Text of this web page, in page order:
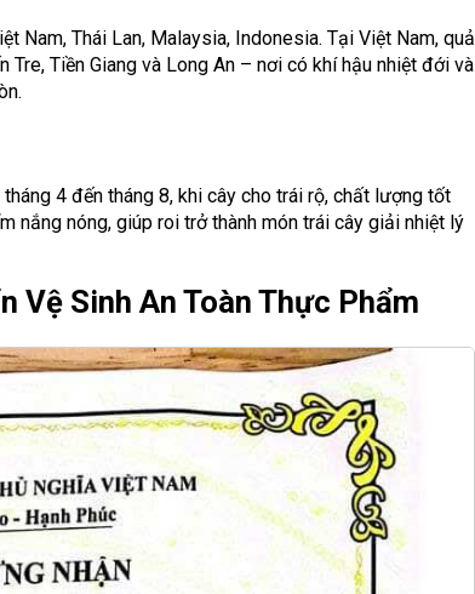
Nam, Thái Lan, Malaysia, Indonesia. Tại Việt Nam, quả
Tiền Giang và Long An – nơi có khí hậu nhiệt đới và
4 đến tháng 8, khi cây cho trái rộ, chất lượng tốt
nắng nóng, giúp roi trở thành món trái cây giải nhiệt lý
Vệ Sinh An Toàn Thực Phẩm